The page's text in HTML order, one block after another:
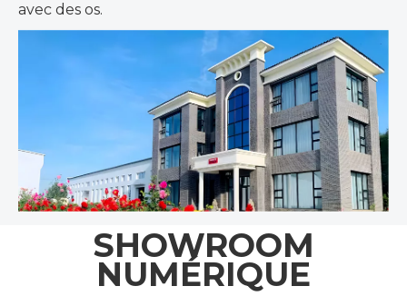
avec des os.
SHOWROOM
NUMÉRIQUE